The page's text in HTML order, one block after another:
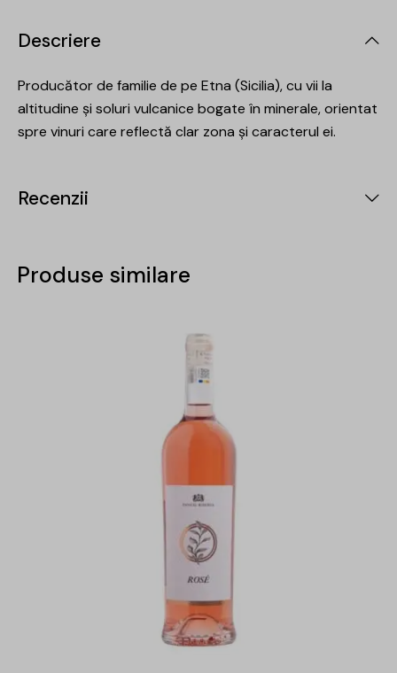
Descriere
Producător de familie de pe Etna (Sicilia), cu vii la
altitudine și soluri vulcanice bogate în minerale, orientat
spre vinuri care reflectă clar zona și caracterul ei.
Recenzii
Produse similare